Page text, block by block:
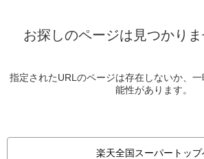
お探しのページは見つかりま
指定されたURLのページは存在しないか、
能性があります。
楽天全国スーパートップ